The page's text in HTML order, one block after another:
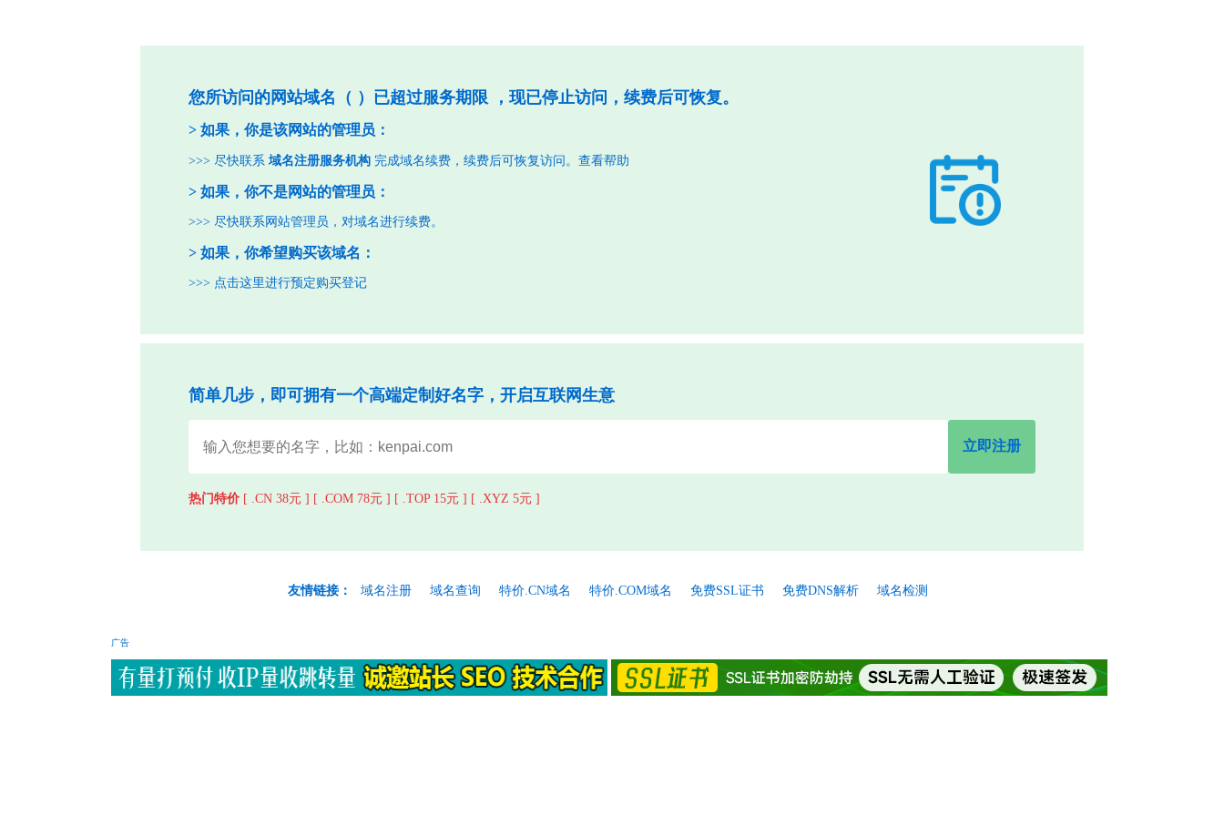
您所访问的网站域名（ ）已超过服务期限 ，现已停止访问，续费后可恢复。
> 如果，你是该网站的管理员：
>>> 尽快联系 域名注册服务机构 完成域名续费，续费后可恢复访问。 查看帮助
> 如果，你不是网站的管理员：
>>> 尽快联系网站管理员，对域名进行续费。
> 如果，你希望购买该域名：
>>> 点击这里进行预定购买登记
简单几步，即可拥有一个高端定制好名字，开启互联网生意
立即注册
热门特价 [ .CN 38元 ] [ .COM 78元 ] [ .TOP 15元 ] [ .XYZ 5元 ]
友情链接： 域名注册 域名查询 特价.CN域名 特价.COM域名 免费SSL证书 免费DNS解析 域名检测
广告